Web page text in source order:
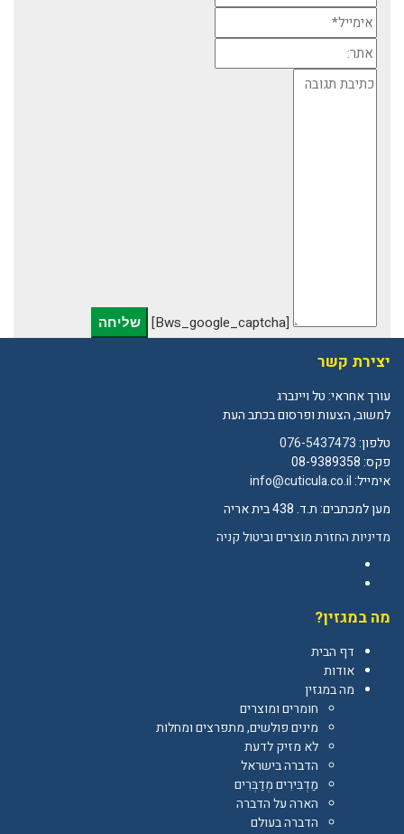
אימייל*
אתר:
תגובה
[bws_google_captcha]
יצירת קשר
עורך אחראי: טל ויינברג
למשוב, הצעות ופרסום בכתב העת
טלפון:076-5437473
פקס: 08-9389358
אימייל:info@cuticula.co.il
מען למכתבים: ת.ד. 438 בית אריה
מדיניות החזרת מוצרים וביטול קניה
מה במגזין?
דף הבית
אודות
מה במגזין
חומרים ומוצרים
מינים פולשים, מתפרצים ומחלות
לא מזיק לדעת
הדברה בישראל
מַדְבִּירִים מְדַבְּרִים
הארה על הדברה
הדברה בעולם